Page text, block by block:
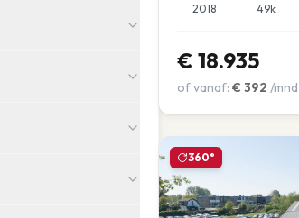
2018 49k
€ 18.935
of vanaf: € 392 /mnd
360°